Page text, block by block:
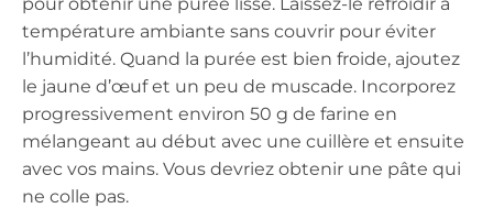
température ambiante sans couvrir pour éviter
l’humidité. Quand la purée est bien froide, ajoutez
le jaune d’œuf et un peu de muscade. Incorporez
progressivement environ 50 g de farine en
mélangeant au début avec une cuillère et ensuite
avec vos mains. Vous devriez obtenir une pâte qui
ne colle pas.